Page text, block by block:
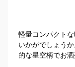
軽量コンパクト
いかがでしょう
的な星空柄でお